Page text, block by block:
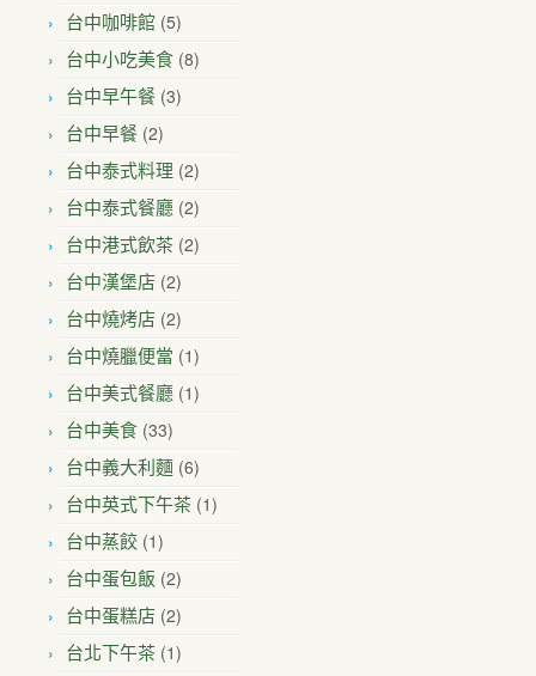
台中咖啡館 (5)
台中小吃美食 (8)
台中早午餐 (3)
台中早餐 (2)
台中泰式料理 (2)
台中泰式餐廳 (2)
台中港式飲茶 (2)
台中漢堡店 (2)
台中燒烤店 (2)
台中燒臘便當 (1)
台中美式餐廳 (1)
台中美食 (33)
台中義大利麵 (6)
台中英式下午茶 (1)
台中蒸餃 (1)
台中蛋包飯 (2)
台中蛋糕店 (2)
台北下午茶 (1)